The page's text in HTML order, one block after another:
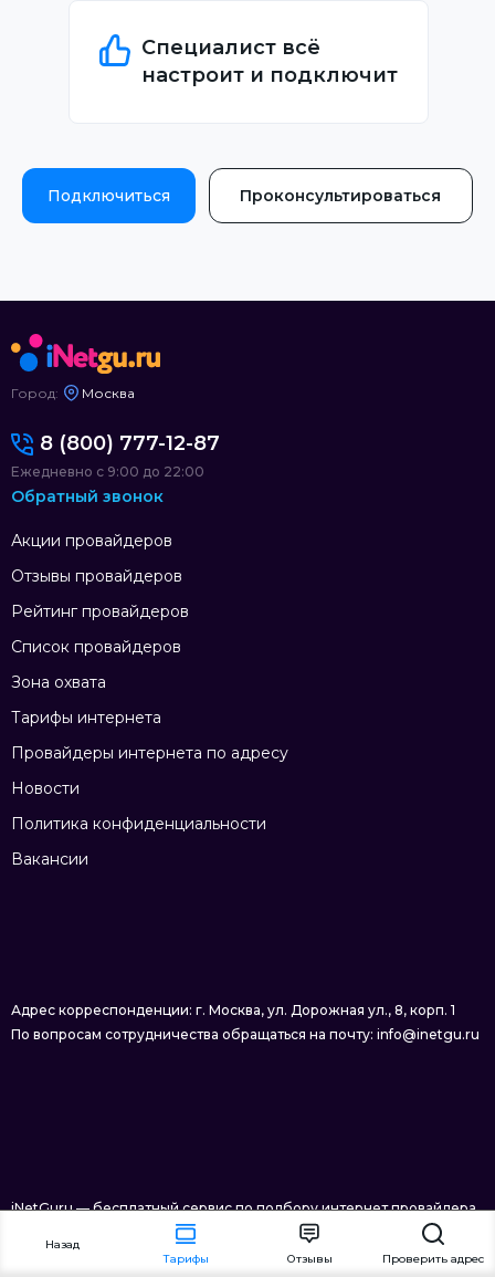
Назад
Специалист всё
настроит и подключит
Подключиться Проконсультироваться
Город: Москва
Акции провайдеров
Отзывы провайдеров
Рейтинг провайдеров
Список провайдеров
Зона охвата
Тарифы интернета
Провайдеры интернета по адресу
Новости
Политика конфиденциальности
Вакансии
8 (800) 777-12-87
Ежедневно с 9:00 до 22:00
Обратный звонок
Адрес корреспонденции: г. Москва, ул. Дорожная ул., 8, корп. 1
По вопросам сотрудничества обращаться на почту: info@inetgu.ru
iNetGuru — бесплатный сервис по подбору интернет провайдера